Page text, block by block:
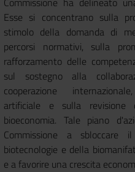
Esse si concentrano sulla
stimolo della domanda di
percorsi normativi, sulla
rafforzamento delle
sul sostegno alla
cooperazione
artificiale e sulla
bioeconomia. Tale piano
Commissione a sbloccare
biotecnologie e della
e a favorire una crescita